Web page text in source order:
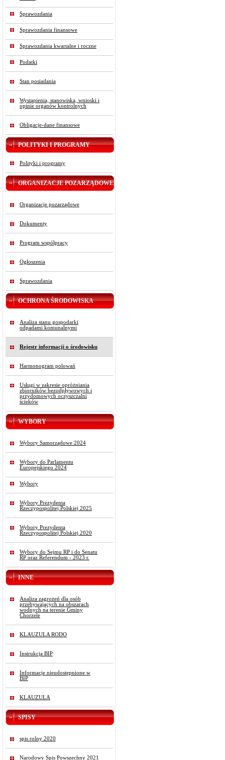
Sprawozdania
Sprawozdania finansowe
Sprawozdania kwartalne i roczne
Podatki
Stan posiadania
Wystąpienia, stanowiska, wnioski i
opinie organów kontrolnych
Obligacje-dane finansowe
POLITYKI I PROGRAMY
Polityki i programy
ORGANIZACJE POZARZĄDOWE
Organizacje pozarządowe
Dokumenty
Program współpracy
Ogłoszenia
Sprawozdania
OCHRONA ŚRODOWISKA
Analiza stanu gospodarki
odpadami komunalnymi
Rejestr informacji o środowisku
Harmonogram polowań
Usługi w zakresie opróżniania
zbiorników bezodpływowych i
przydomowych oczyszczalni
ścieków
WYBORY
Wybory Samorządowe 2024
Wybory do Parlamentu
Europejskiego 2024
Wybory
Wybory Prezydenta
Rzeczypospolitej Polskiej 2025
Wybory Prezydenta
Rzeczypospolitej Polskiej 2020
Wybory do Sejmu RP i do Senatu
RP oraz Referendum - 2023 r.
INNE
Analiza zagrożeń dla osób
przebywających na obszarach
wodnych na terenie Gminy
Chorzele
KLAUZULA RODO
Instrukcja BIP
Informacje nieudostępnione w
BIP
KLAUZULA
SPISY
spis rolny 2020
Narodowy Spis Powszechny 2021